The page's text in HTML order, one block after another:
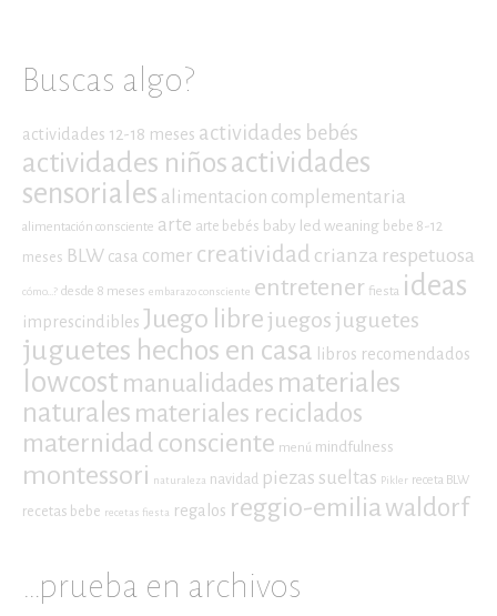
Buscas algo?
actividades 12-18 meses actividades bebés
actividades niñosactividades
sensoriales alimentacion complementaria
alimentación consciente arte arte bebés baby led weaning bebe 8-12
meses BLW casa comer creatividad crianza respetuosa
cómo...? desde 8 meses embarazo consciente entretener fiesta ideas
imprescindibles Juego librejuegosjuguetes
juguetes hechos en casa libros recomendados
lowcost manualidades materiales
naturales materiales reciclados
maternidad consciente menú mindfulness
montessori naturaleza navidad piezas sueltas Pikler receta BLW
recetas bebe recetas fiesta regalos reggio-emilia waldorf
…prueba en archivos